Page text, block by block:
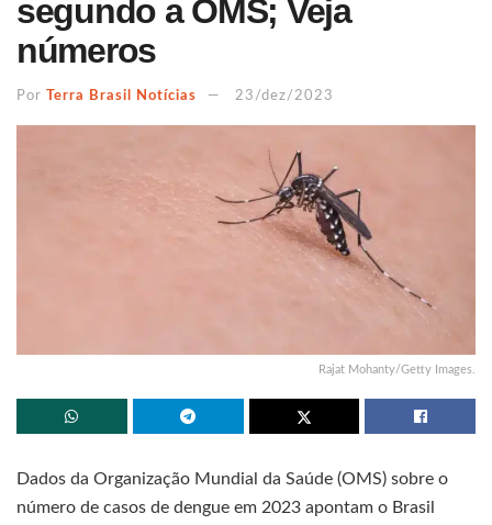
segundo a OMS; Veja
números
Por Terra Brasil Notícias 23/dez/2023
Rajat Mohanty/Getty Images.
Dados da Organização Mundial da Saúde (OMS) sobre o
número de casos de dengue em 2023 apontam o Brasil